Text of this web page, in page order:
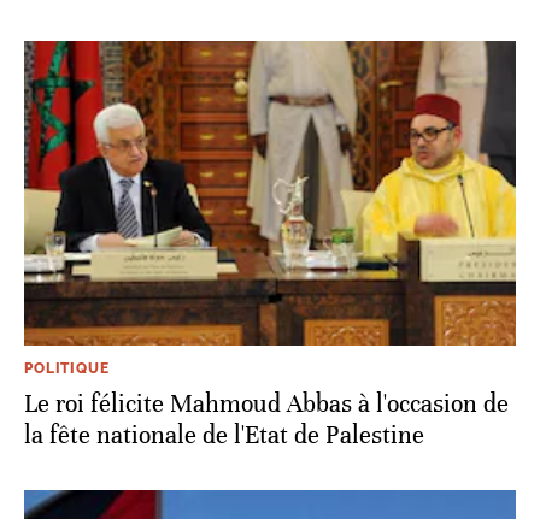
POLITIQUE
Le roi félicite Mahmoud Abbas à l'occasion de
la fête nationale de l'Etat de Palestine